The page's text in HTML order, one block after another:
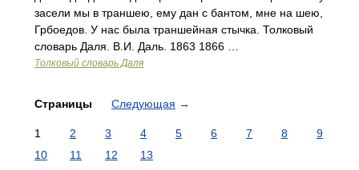
засели мы в траншею, ему дан с бантом, мне на шею,
Грбоедов. У нас была траншейная стычка. Толковый
словарь Даля. В.И. Даль. 1863 1866 …
Толковый словарь Даля
Страницы Следующая →
1 2 3 4 5 6 7 8
9
10
11 12 13